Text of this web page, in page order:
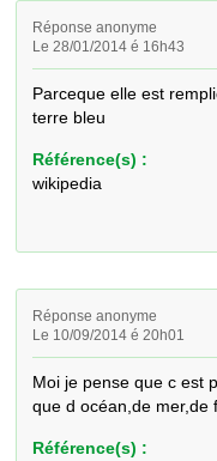
Réponse anonyme
Le 28/01/2014 é 16h43
Parceque elle est
terre bleu
Référence(s) :
wikipedia
Réponse anonyme
Le 10/09/2014 é 20h01
Moi je pense que c est
que d océan,de mer,de
Référence(s) :